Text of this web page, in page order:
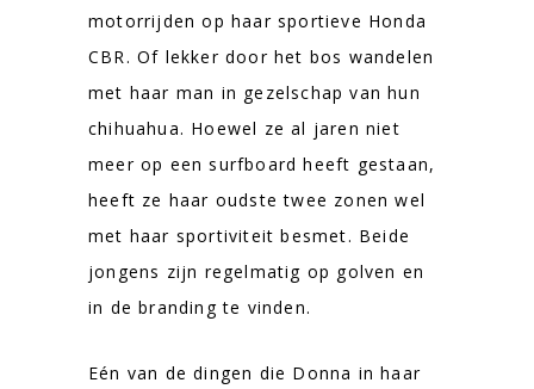
motorrijden op haar sportieve Honda
CBR. Of lekker door het bos wandelen
met haar man in gezelschap van hun
chihuahua. Hoewel ze al jaren niet
meer op een surfboard heeft gestaan,
heeft ze haar oudste twee zonen wel
met haar sportiviteit besmet. Beide
jongens zijn regelmatig op golven en
in de branding te vinden.
Eén van de dingen die Donna in haar